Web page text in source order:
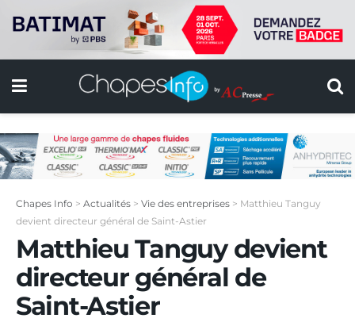
Chapes Info > Actualités > Vie des entreprises > Matthieu Tanguy
devient directeur général de Saint-Astier
Matthieu Tanguy devient
directeur général de
Saint-Astier